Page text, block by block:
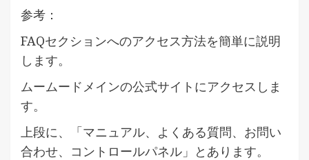
参考：
FAQセクションへのアクセス方法を簡単に説明
します。
ムームードメインの公式サイトにアクセスしま
す。
上段に、「マニュアル、よくある質問、お問い
合わせ、コントロールパネル」とあります。